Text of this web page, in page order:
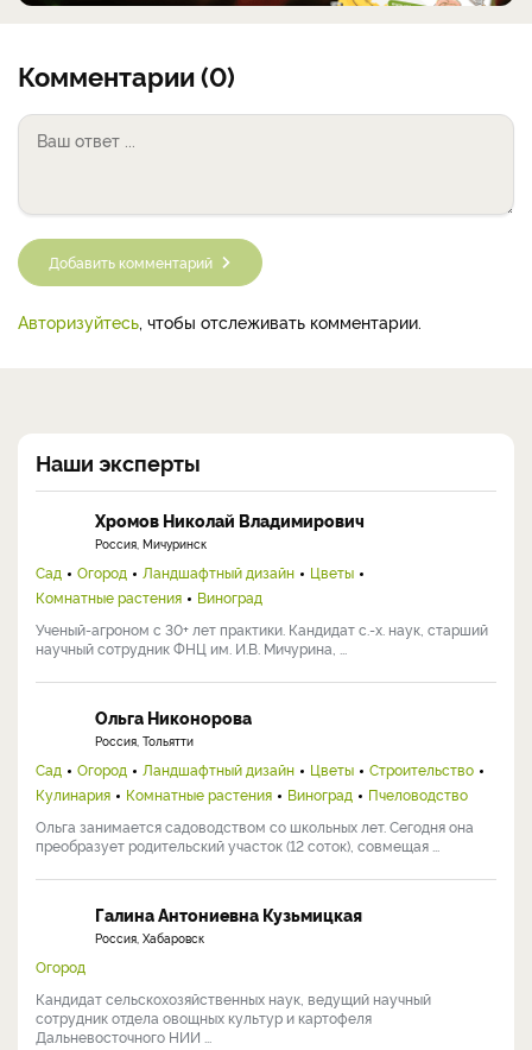
Комментарии (0)
Добавить комментарий
Авторизуйтесь, чтобы отслеживать комментарии.
Наши эксперты
Хромов Николай Владимирович
Россия, Мичуринск
Сад Огород Ландшафтный дизайн
Цветы
Комнатные растения
Виноград
Ученый-агроном с 30+ лет практики. Кандидат с.-х. наук, старший
научный сотрудник ФНЦ им. И.В. Мичурина, ...
Ольга Никонорова
Россия, Тольятти
Сад Огород Ландшафтный дизайн Цветы
Строительство
Кулинария
Комнатные растения Виноград
Пчеловодство
Ольга занимается садоводством со школьных лет. Сегодня она
преобразует родительский участок (12 соток), совмещая ...
Галина Антониевна Кузьмицкая
Россия, Хабаровск
Огород
Кандидат сельскохозяйственных наук, ведущий научный
сотрудник отдела овощных культур и картофеля
Дальневосточного НИИ ...